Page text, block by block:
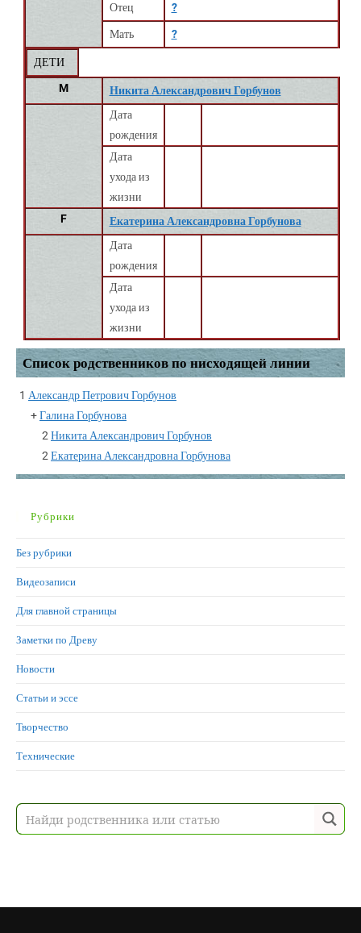
Отец ?
Мать ?
ДЕТИ
M
Никита Александрович Горбунов
Дата
рождения
Дата
ухода из
жизни
F
Екатерина Александровна Горбунова
Дата
рождения
Дата
ухода из
жизни
Список родственников по нисходящей линии
1 Александр Петрович Горбунов
+Галина Горбунова
2 Никита Александрович Горбунов
2 Екатерина Александровна Горбунова
Рубрики
Без рубрики
Видеозаписи
Для главной страницы
Заметки по Древу
Новости
Статьи и эссе
Творчество
Технические